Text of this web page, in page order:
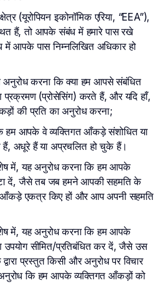
(यूरोपियन इकोनॉमिक एरिया, “EEA”),
हैं, तो आपके संबंध में हमारे पास रखे
आपके पास निम्नलिखित अधिकार हो
अनुरोध करना कि क्या हम आपसे संबंधित
(प्रोसेसिंग) करते हैं, और यदि हाँ,
की प्रति का अनुरोध करना;
हम आपके वे व्यक्तिगत आँकड़े संशोधित या
अधूरे हैं या अप्रचलित हो चुके हैं।
में, यह अनुरोध करना कि हम आपके
दें, जैसे तब जब हमने आपकी सहमति के
आँकड़े एकत्र किए हों और आप अपनी सहमति
में, यह अनुरोध करना कि हम आपके
उपयोग सीमित/प्रतिबंधित कर दें, जैसे उस
प्रस्तुत किसी और अनुरोध पर विचार
कि हम आपके व्यक्तिगत आँकड़ों को